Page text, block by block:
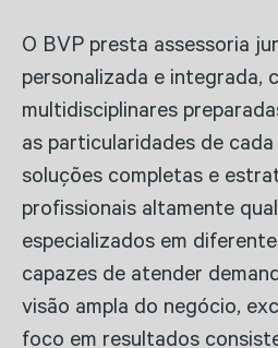
O BVP presta assessoria
personalizada e integrada,
multidisciplinares
as particularidades de
soluções completas e
profissionais altamente
especializados em
capazes de atender
visão ampla do negócio,
foco em resultados